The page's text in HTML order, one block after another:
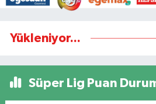
Yükleniyor...
Süper Lig Puan